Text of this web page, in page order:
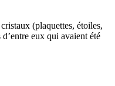
(plaquettes, étoiles,
eux qui avaient été